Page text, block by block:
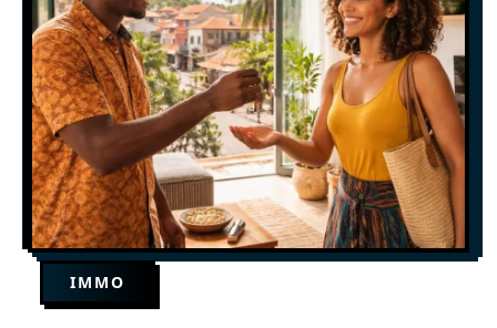
IMMO